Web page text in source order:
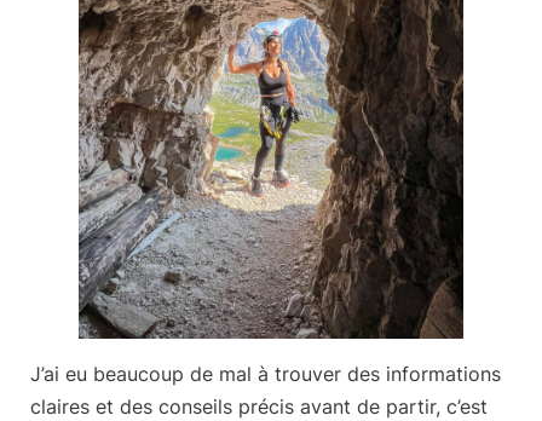
J’ai eu beaucoup de mal à trouver des informations
claires et des conseils précis avant de partir, c’est